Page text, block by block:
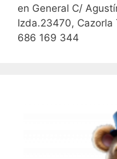
en General C/
Izda.23470,
686 169 344